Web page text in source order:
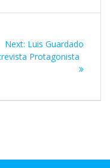
Next: Luis Guardado
Protagonista